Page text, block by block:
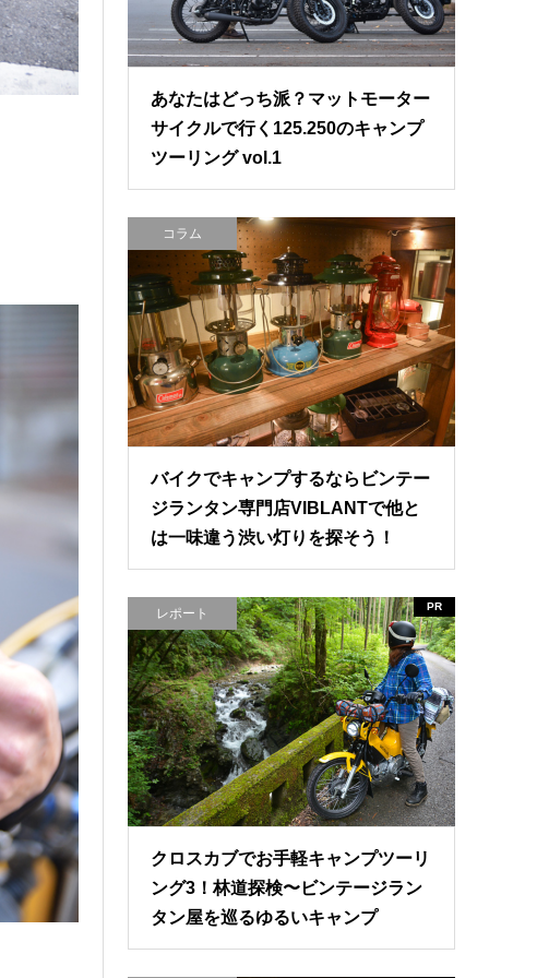
あなたはどっち派？マットモーター
サイクルで行く125.250のキャンプ
ツーリング vol.1
コラム
バイクでキャンプするならビンテー
ジランタン専門店VIBLANTで他と
は一味違う渋い灯りを探そう！
レポート PR
クロスカブでお手軽キャンプツーリ
ング3！林道探検〜ビンテージラン
タン屋を巡るゆるいキャンプ